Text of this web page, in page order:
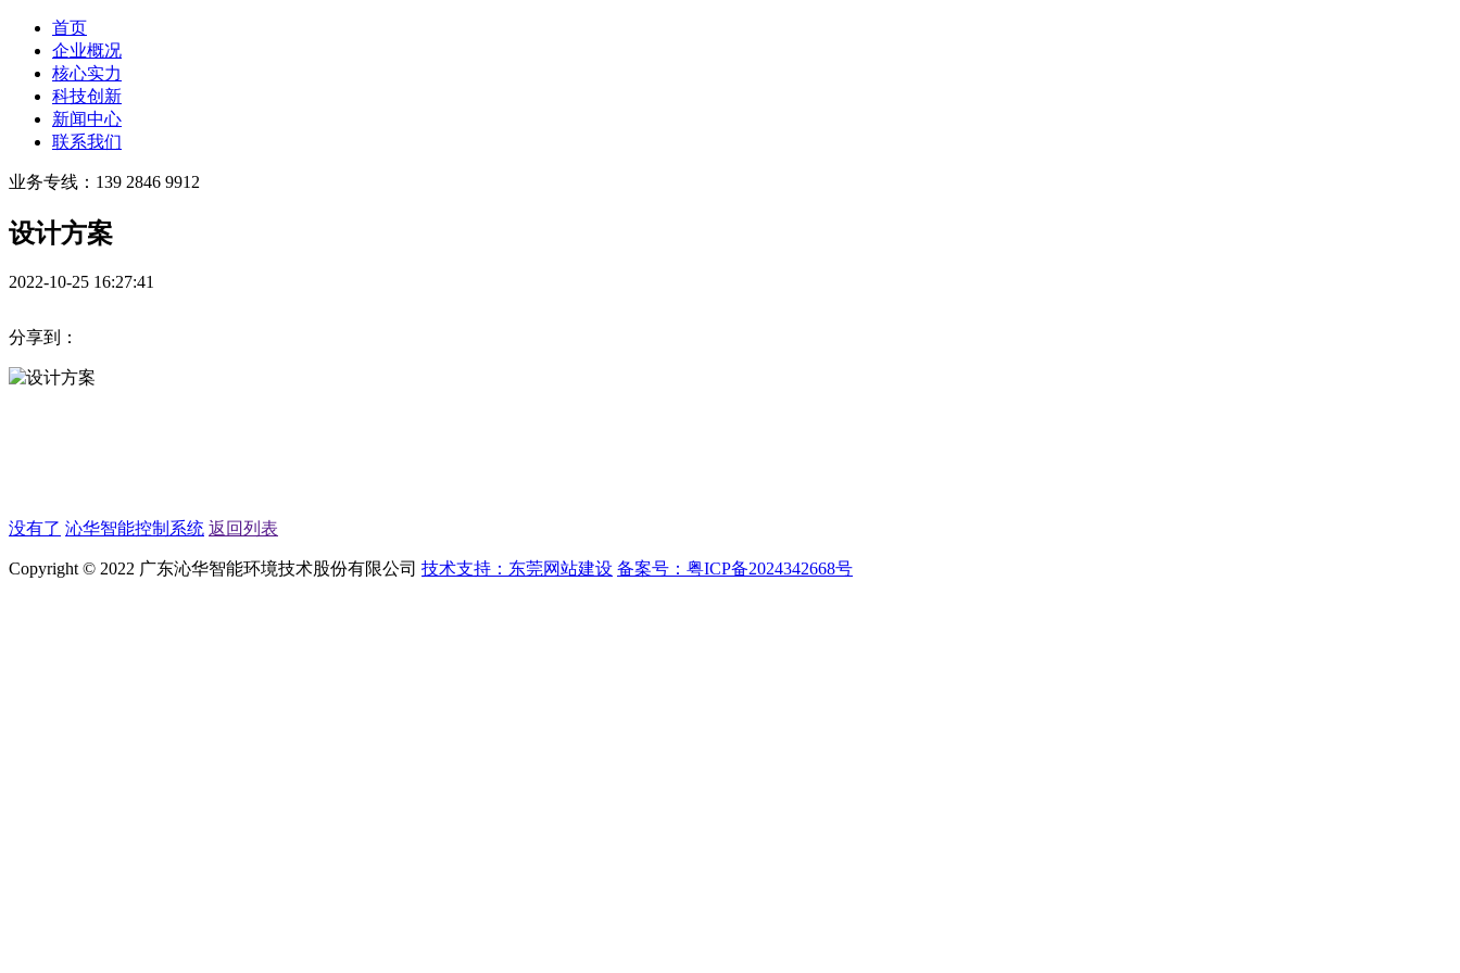
首页
企业概况
核心实力
科技创新
新闻中心
联系我们
业务专线：139 2846 9912
设计方案
2022-10-25 16:27:41
分享到：
没有了 沁华智能控制系统 返回列表
Copyright © 2022 广东沁华智能环境技术股份有限公司 技术支持：东莞网站建设 备案号：粤ICP备2024342668号